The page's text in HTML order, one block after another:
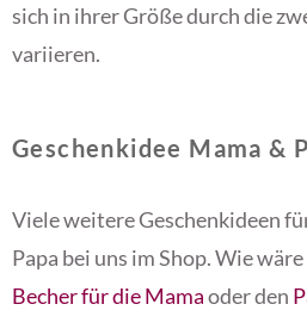
sich in ihrer Größe durch die
variieren.
Geschenkidee Mama &
Viele weitere Geschenkideen
Papa bei uns im Shop. Wie
Becher für die Mamaoder den